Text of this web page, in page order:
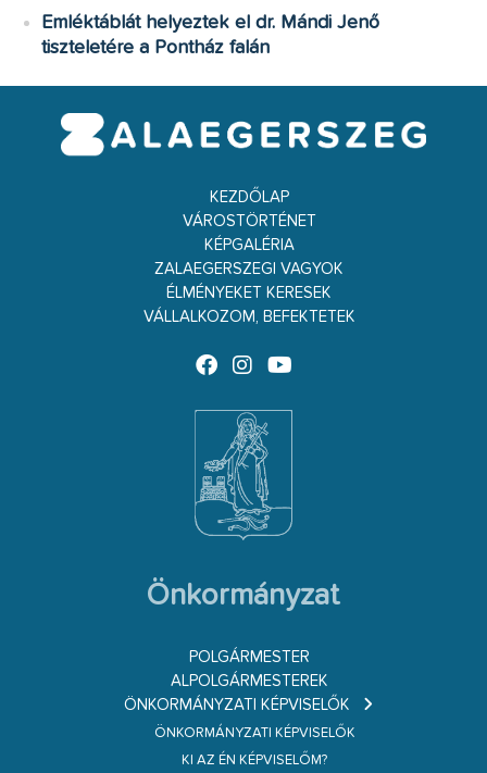
Emléktáblát helyeztek el dr. Mándi Jenő
tiszteletére a Pontház falán
KEZDŐLAP
VÁROSTÖRTÉNET
KÉPGALÉRIA
ZALAEGERSZEGI VAGYOK
ÉLMÉNYEKET KERESEK
VÁLLALKOZOM, BEFEKTETEK
Önkormányzat
POLGÁRMESTER
ALPOLGÁRMESTEREK
ÖNKORMÁNYZATI KÉPVISELŐK
ÖNKORMÁNYZATI KÉPVISELŐK
KI AZ ÉN KÉPVISELŐM?